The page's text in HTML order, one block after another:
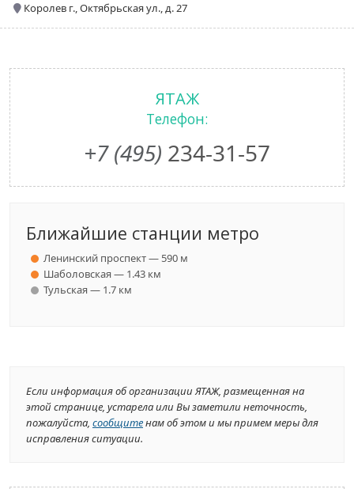
Королев г., Октябрьская ул., д. 27
ЯТАЖ
Телефон:
+7 (495) 234-31-57
Ближайшие станции метро
Ленинский проспект — 590 м
Шаболовская — 1.43 км
Тульская — 1.7 км
Если информация об организации ЯТАЖ, размещенная на
этой странице, устарела или Вы заметили неточность,
пожалуйста, сообщитенам об этом и мы примем меры для
исправления ситуации.